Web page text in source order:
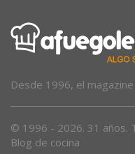
Desde 1996, el
© 1996 - 2026. 31 años.
Blog de cocina